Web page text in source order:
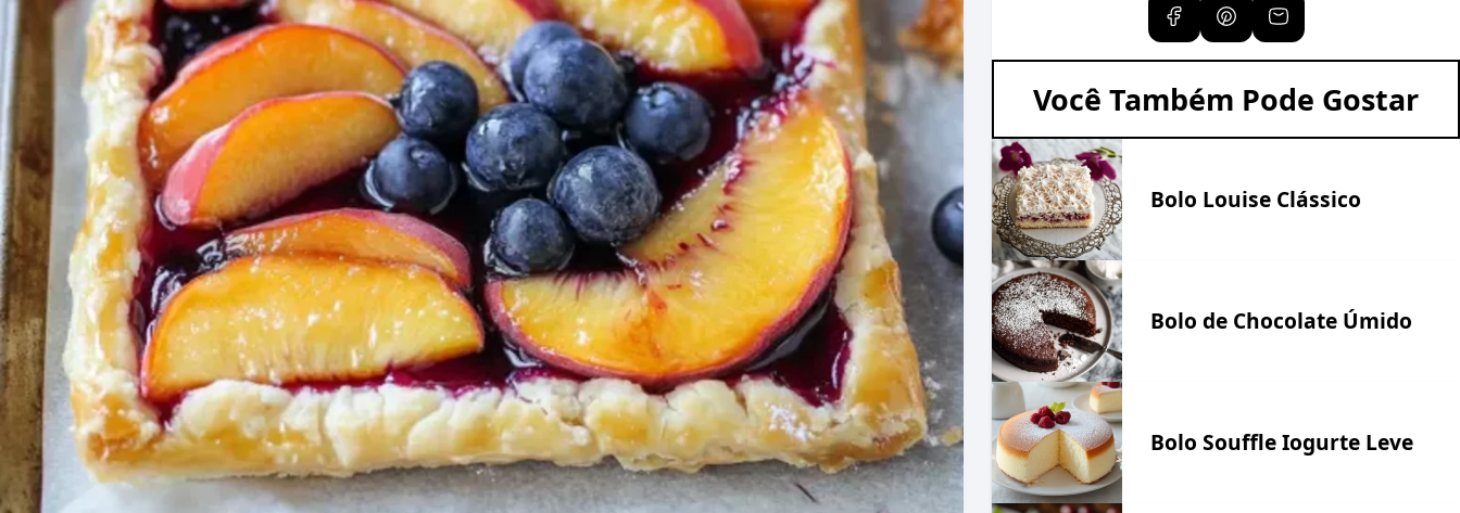
Você Também Pode Gostar
Bolo Louise Clássico
Bolo de Chocolate Úmido
Bolo Souffle Iogurte Leve